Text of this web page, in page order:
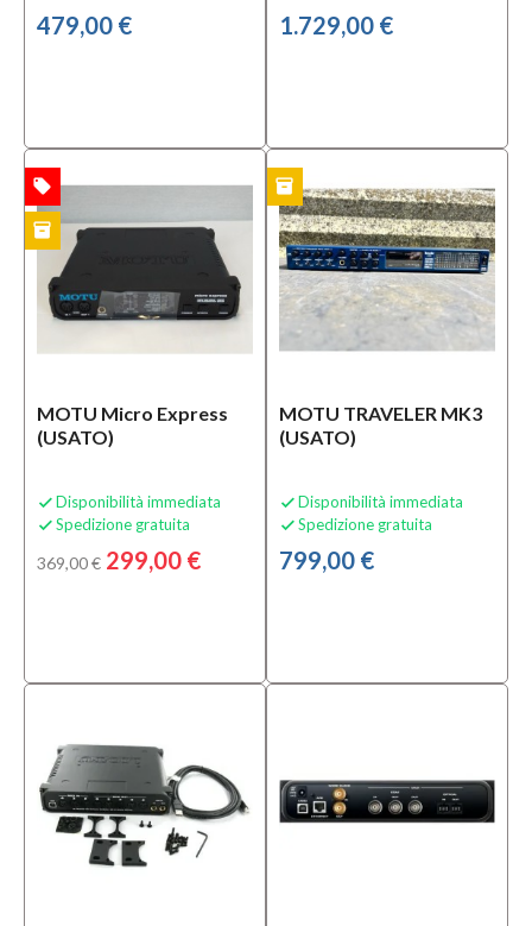
(2)
45,00 €
1.740,00 €
prodotti
disponibili
(6)
479,00 € 1.729,00 €
MOTU Micro Express
(USATO)
 Disponibilità immediata
 Spedizione gratuita
369,00 € 299,00 €
local_offer
inventory
MOTU TRAVELER MK3
(USATO)
 Disponibilità immediata
 Spedizione gratuita
799,00 €
USATO inventory